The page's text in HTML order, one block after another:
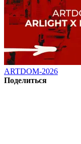
ARTDOM-2026
Поделиться